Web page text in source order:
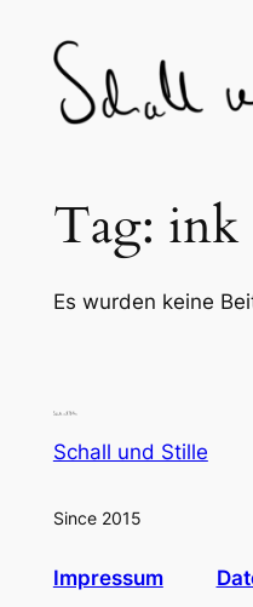
content
Tag: ink
Es wurden keine
Schall und Stille
Since 2015
Impressum